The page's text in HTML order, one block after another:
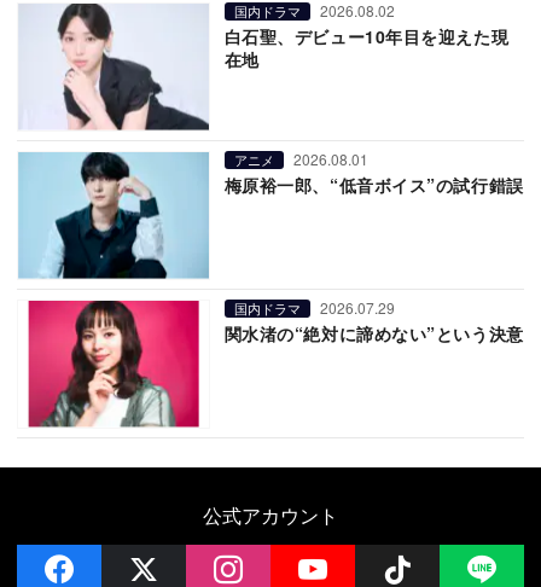
国内ドラマ 2026.08.02
白石聖、デビュー10年目を迎えた現
在地
アニメ 2026.08.01
梅原裕一郎、“低音ボイス”の試行錯誤
国内ドラマ 2026.07.29
関水渚の“絶対に諦めない”という決意
公式アカウント
facebook instagramYouTube Follow